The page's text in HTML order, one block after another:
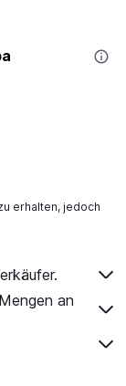
erhalten, jedoch
an